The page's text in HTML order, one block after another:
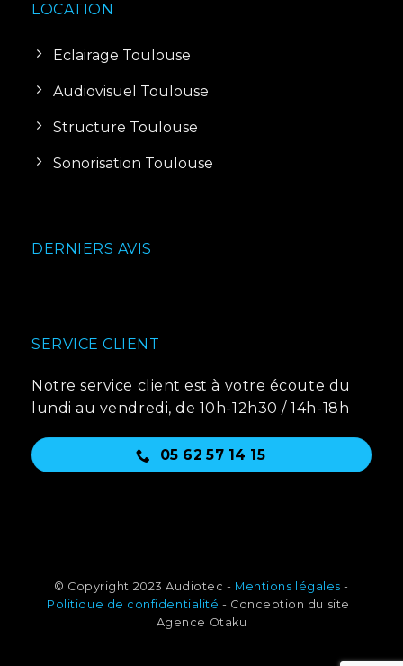
LOCATION
Eclairage Toulouse
Audiovisuel Toulouse
Structure Toulouse
Sonorisation Toulouse
DERNIERS AVIS
SERVICE CLIENT
Notre service client est à votre écoute du
lundi au vendredi, de 10h-12h30 / 14h-18h
05 62 57 14 15
© Copyright 2023 Audiotec - Mentions légales -
Politique de confidentialité - Conception du site :
Agence Otaku